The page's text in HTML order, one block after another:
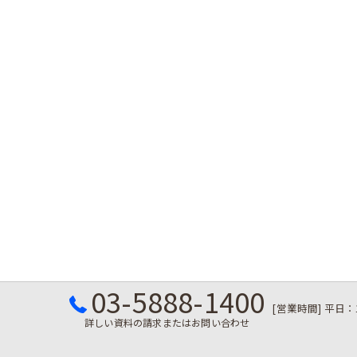
03-5888-1400
詳しい資料の請求またはお問い合わせ
[営業時間] 平日